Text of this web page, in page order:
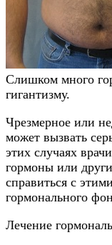
Слишком много
гигантизму.
Чрезмерное или
может вызвать
этих случаях
гормоны или
справиться с
гормонального
Лечение